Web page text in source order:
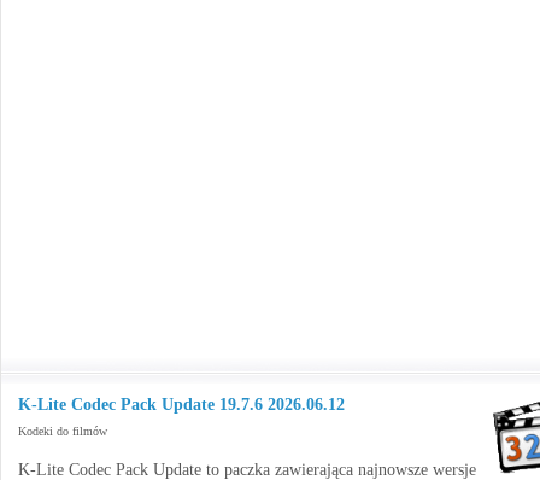
K-Lite Codec Pack Update 19.7.6 2026.06.12
Kodeki do filmów
K-Lite Codec Pack Update to paczka zawierająca najnowsze wersje